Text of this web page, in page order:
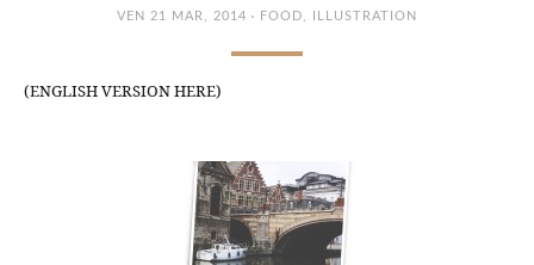
VEN 21 MAR, 2014 · FOOD, ILLUSTRATION
(ENGLISH VERSION HERE)